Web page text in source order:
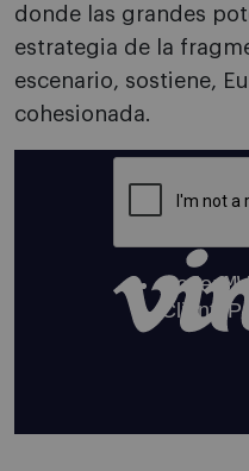
donde las grandes
estrategia de la
escenario, sostiene,
cohesionada.